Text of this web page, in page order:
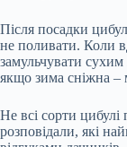
Після посадки
не поливати. Коли
замульчувати
якщо зима сніжна –
Не всі сорти
розповідали, які